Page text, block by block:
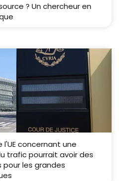
? Un chercheur en
l'UE concernant une
trafic pourrait avoir des
les grandes